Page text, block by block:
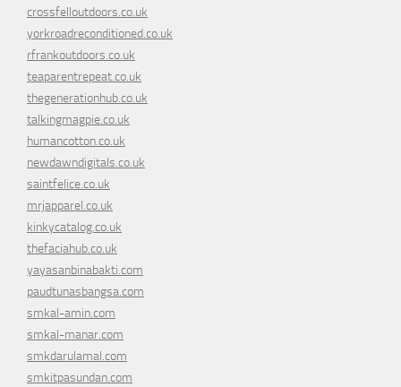
crossfelloutdoors.co.uk
yorkroadreconditioned.co.uk
rfrankoutdoors.co.uk
teaparentrepeat.co.uk
thegenerationhub.co.uk
talkingmagpie.co.uk
humancotton.co.uk
newdawndigitals.co.uk
saintfelice.co.uk
mrjapparel.co.uk
kinkycatalog.co.uk
thefaciahub.co.uk
yayasanbinabakti.com
paudtunasbangsa.com
smkal-amin.com
smkal-manar.com
smkdarulamal.com
smkitpasundan.com